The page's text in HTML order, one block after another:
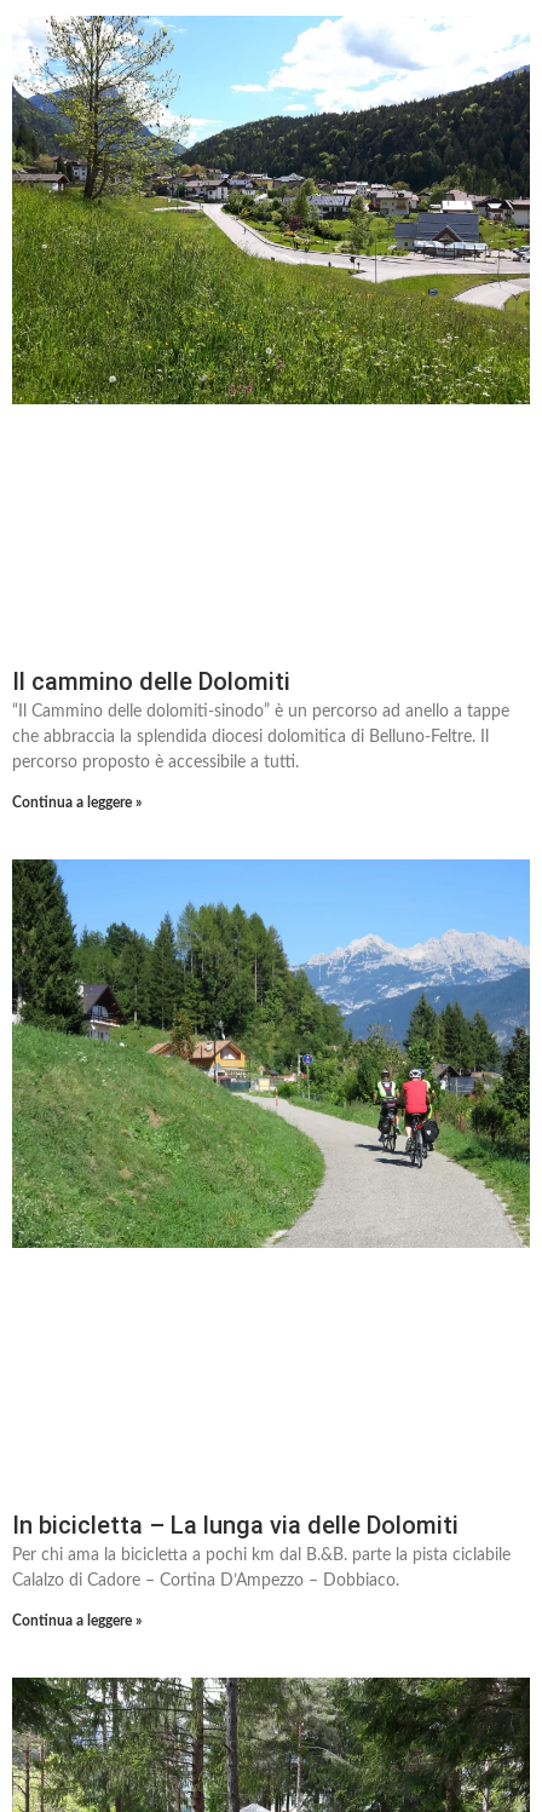
Il cammino delle Dolomiti
“Il Cammino delle dolomiti-sinodo” è un percorso ad anello a tappe
che abbraccia la splendida diocesi dolomitica di Belluno-Feltre. Il
percorso proposto è accessibile a tutti.
Continua a leggere »
In bicicletta – La lunga via delle Dolomiti
Per chi ama la bicicletta a pochi km dal B.&B. parte la pista ciclabile
Calalzo di Cadore – Cortina D’Ampezzo – Dobbiaco.
Continua a leggere »